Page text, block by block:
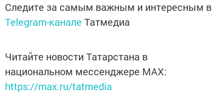
Следите за самым важным и интересным в
Telegram-канале Татмедиа
Читайте новости Татарстана в
национальном мессенджере MАХ:
https://max.ru/tatmedia